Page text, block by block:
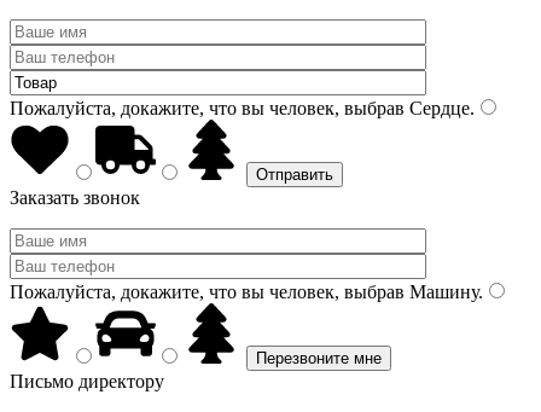
Пожалуйста, докажите, что вы человек, выбрав Сердце.
Заказать звонок
Пожалуйста, докажите, что вы человек, выбрав Машину.
Письмо директору